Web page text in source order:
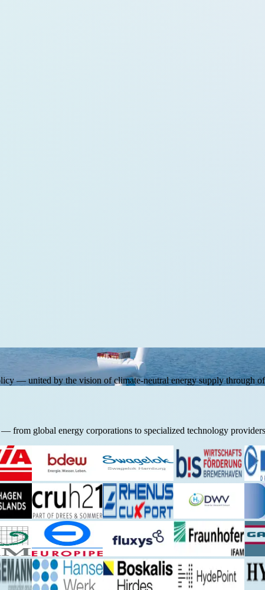
— united by the vision of climate-neutral energy supply through
from global energy corporations to specialized technology